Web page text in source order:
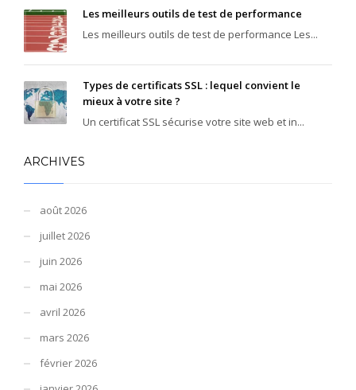
Les meilleurs outils de test de performance
Les meilleurs outils de test de performance Les...
Types de certificats SSL : lequel convient le
mieux à votre site ?
Un certificat SSL sécurise votre site web et in...
ARCHIVES
août 2026
juillet 2026
juin 2026
mai 2026
avril 2026
mars 2026
février 2026